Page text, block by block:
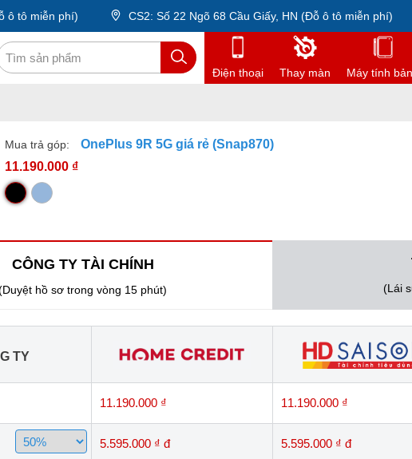
ô tô miễn phí) CS2: Số 22 Ngõ 68 Cầu Giấy, HN (Đỗ ô tô miễn phí)
Điện thoại Thay màn Máy tính
Mua trả góp:
OnePlus 9R 5G giá rẻ (Snap870)
11.190.000 ₫
CÔNG TY TÀI CHÍNH
hồ sơ trong vòng 15 phút) (Lái
TY
11.190.000 ₫ 11.190.000 ₫
5.595.000 ₫ đ 5.595.000 ₫ đ